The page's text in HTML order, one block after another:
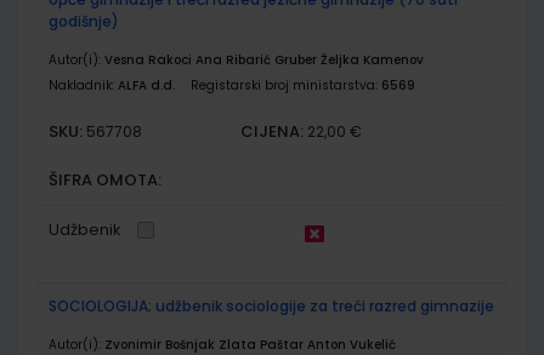
godišnje)
Autor(i): Vesna Rakoci Ana Ribarić Gruber Željka Kamenov
Nakladnik: ALFA d.d. Registarski broj ministarstva: 6569
SKU: 567708 CIJENA: 22,00 €
ŠIFRA OMOTA:
Udžbenik
SOCIOLOGIJA; udžbenik sociologije za treći razred gimnazije
Autor(i): Zvonimir Bošnjak Zlata Paštar Anton Vukelić